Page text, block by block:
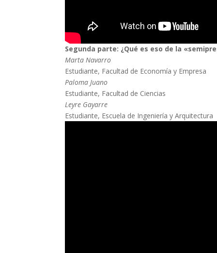
Segunda parte: ¿Qué es eso de la
Marta Navarro
Estudiante, Facultad de Economía y Empresa
Paloma Juano
Estudiante, Facultad de Ciencias
Leyre Gayarre
Estudiante, Escuela de Ingeniería y Arquitectura